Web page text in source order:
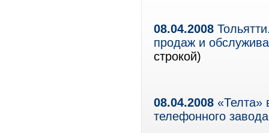
08.04.2008
продаж и
строкой)
08.04.2008 «Телта»
телефонного